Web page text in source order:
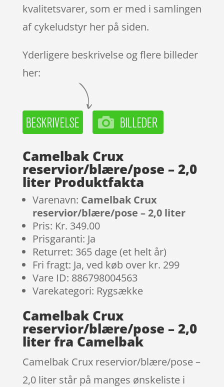
kvalitetsvarer, som er med i samlingen
af cykeludstyr her på siden.
Yderligere beskrivelse og flere billeder
her:
Camelbak Crux
reservior/blære/pose – 2,0
liter Produktfakta
Varenavn: Camelbak Crux
reservior/blære/pose – 2,0 liter
Pris: Kr. 349.00
Prisgaranti: Ja
Returret: 365 dage (et helt år)
Fri fragt: Ja, ved køb over kr. 299
Vare ID: 886798004563
Varekategori: Rygsække
Camelbak Crux
reservior/blære/pose – 2,0
liter fra Camelbak
Camelbak Crux reservior/blære/pose –
2,0 liter står på manges ønskeliste i